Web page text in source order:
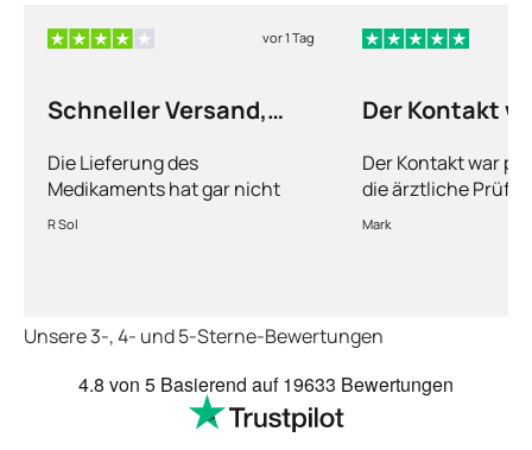
vor 1 Tag
Schneller Versand,
Medikament,
umfassende
Informationen
Die Lieferung des
Medikaments hat gar nicht
lange gedauert. Ich nehme das
Informationen gegeben.
R Sol
Der Kontakt
Der Kontakt war
die ärztliche
gelaufen war, ging
Mark
Unsere 3-, 4- und 5-Sterne-Bewertungen
4.8 von 5 Basierend auf19633 Bewertungen